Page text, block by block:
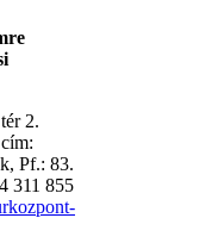
2.
Pf.: 83.
311 855